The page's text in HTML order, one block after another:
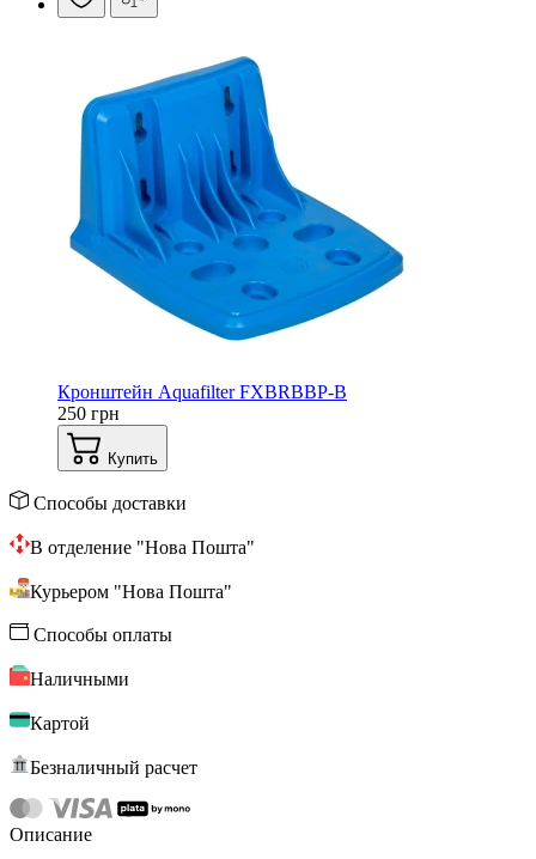
Кронштейн Aquafilter FXBRBBP-B
250 грн
Купить
Способы доставки
В отделение "Нова Пошта"
Курьером "Нова Пошта"
Способы оплаты
Наличными
Картой
Безналичный расчет
Описание